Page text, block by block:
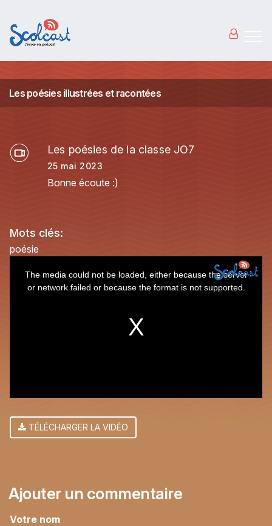
Les poésies illustrées et racontées
Les poésies de la classe JO7
25 mai 2023
Bonne écoute :)
Mots clés:
poésie
The media could not be loaded, either because the server
or network failed or because the format is not supported.
TÉLÉCHARGER LA VIDÉO
Ajouter un commentaire
Votre nom